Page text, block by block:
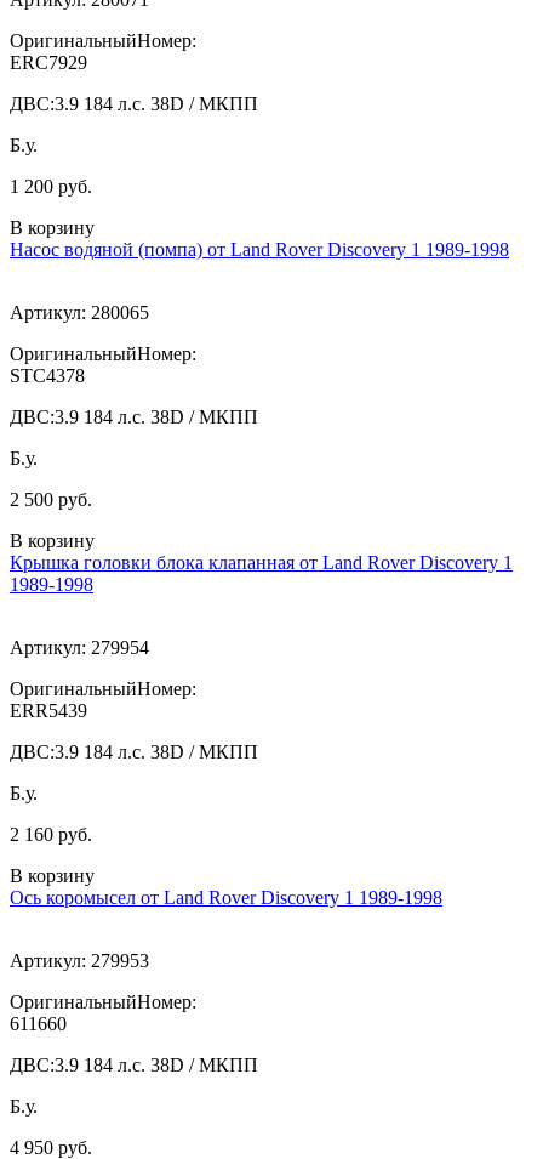
ОригинальныйНомер:
ERC7929
ДВС:3.9 184 л.с. 38D / МКПП
Б.у.
1 200 руб.
В корзину
Насос водяной (помпа) от Land Rover Discovery 1 1989-1998
Артикул: 280065
ОригинальныйНомер:
STC4378
ДВС:3.9 184 л.с. 38D / МКПП
Б.у.
2 500 руб.
В корзину
Крышка головки блока клапанная от Land Rover Discovery 1
1989-1998
Артикул: 279954
ОригинальныйНомер:
ERR5439
ДВС:3.9 184 л.с. 38D / МКПП
Б.у.
2 160 руб.
В корзину
Ось коромысел от Land Rover Discovery 1 1989-1998
Артикул: 279953
ОригинальныйНомер:
611660
ДВС:3.9 184 л.с. 38D / МКПП
Б.у.
4 950 руб.